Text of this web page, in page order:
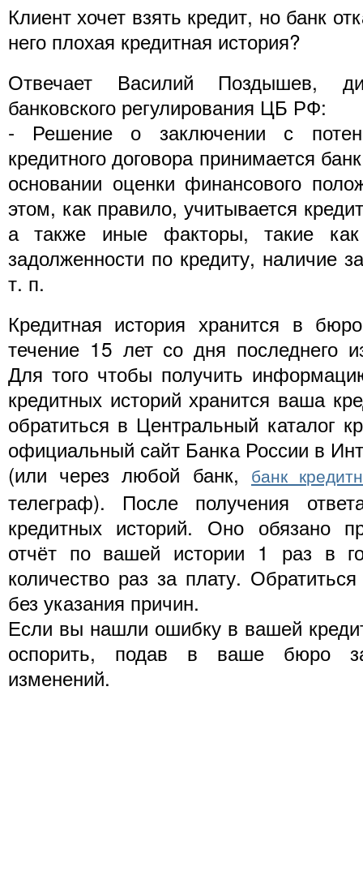
Клиент хочет взять кредит, но банк
него плохая кредитная история?
Отвечает Василий Поздышев,
банковского регулирования ЦБ РФ:
- Решение о заключении с
кредитного договора принимается
основании оценки финансового
этом, как правило, учитывается
а также иные факторы, такие как
задолженности по кредиту, наличие
т. п.
Кредитная история хранится в
течение 15 лет со дня последнего
Для того чтобы получить
кредитных историй хранится ваша
обратиться в Центральный каталог
официальный сайт Банка России в
(или через любой банк,
банк
телеграф). После получения
кредитных историй. Оно обязано
отчёт по вашей истории 1 раз в
количество раз за плату.
без указания причин.
Если вы нашли ошибку в вашей
оспорить, подав в ваше бюро
изменений.